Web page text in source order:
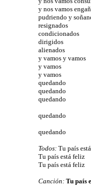
y nos vamos
pudriendo y
resignados
condicionados
dirigidos
alienados
y vamos y vamos
y vamos
y vamos
quedando
quedando
quedando
quedando
quedando
Todos: Tu país
Tu país está feliz
Tu país está feliz
Canción: Tu país